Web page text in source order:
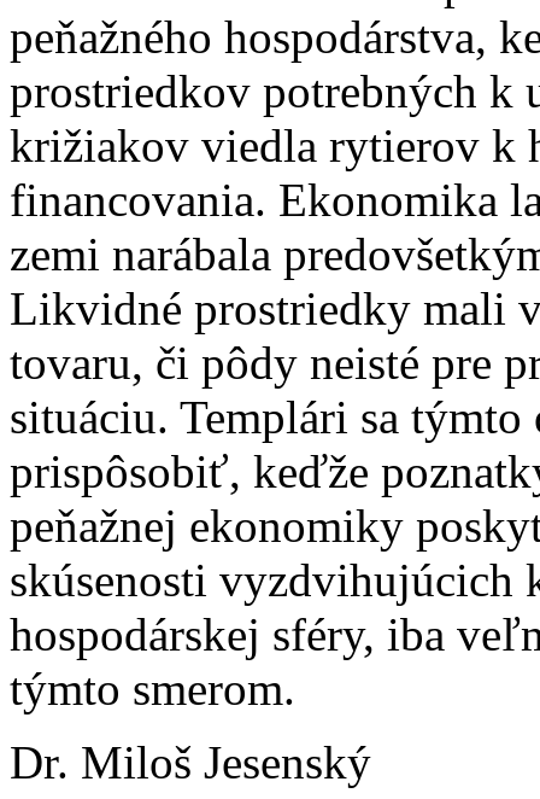
peňažného hospodárstva,
prostriedkov potrebných k
križiakov viedla rytierov k
financovania. Ekonomika
zemi narábala
Likvidné prostriedky mali
tovaru, či pôdy neisté pre
situáciu. Templári sa
prispôsobiť, keďže
peňažnej ekonomiky
skúsenosti vyzdvihujúcich
hospodárskej sféry, iba
týmto smerom.
Dr. Miloš Jesenský